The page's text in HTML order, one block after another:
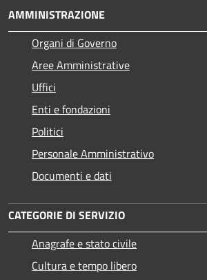
AMMINISTRAZIONE
Organi di Governo
Aree Amministrative
Uffici
Enti e fondazioni
Politici
Personale Amministrativo
Documenti e dati
CATEGORIE DI SERVIZIO
Anagrafe e stato civile
Cultura e tempo libero